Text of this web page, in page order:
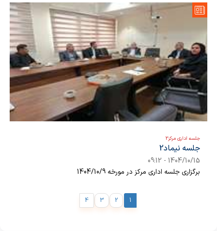
جلسه اداری مرکز2
جلسه نیماد2
1404/10/15 - 09:12
برگزاری جلسه اداری مرکز در مورخه 1404/10/9
1
2
3
4